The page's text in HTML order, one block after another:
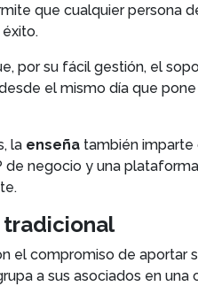
que cualquier persona
por su fácil gestión, el
el mismo día que pone
la enseña también
negocio y una
tradicional
el compromiso de
a sus asociados en